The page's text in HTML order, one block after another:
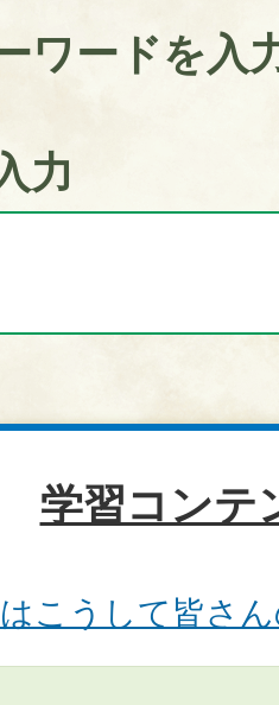
ワードを入
力
学習コンテ
こうして皆さ